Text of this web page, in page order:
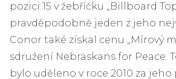
pozici 15 v žebříčku „Billboard
pravděpodobně jeden z jeho
Conor také získal cenu „Mírový
sdružení Nebraskans for Peace.
bylo uděleno v roce 2010 za jeho